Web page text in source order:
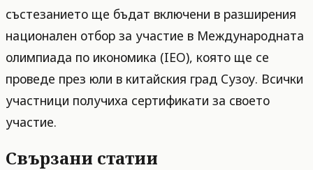
състезанието ще бъдат включени в разширения
национален отбор за участие в Международната
олимпиада по икономика (IEO), която ще се
проведе през юли в китайския град Сузоу. Всички
участници получиха сертификати за своето
участие.
Свързани статии